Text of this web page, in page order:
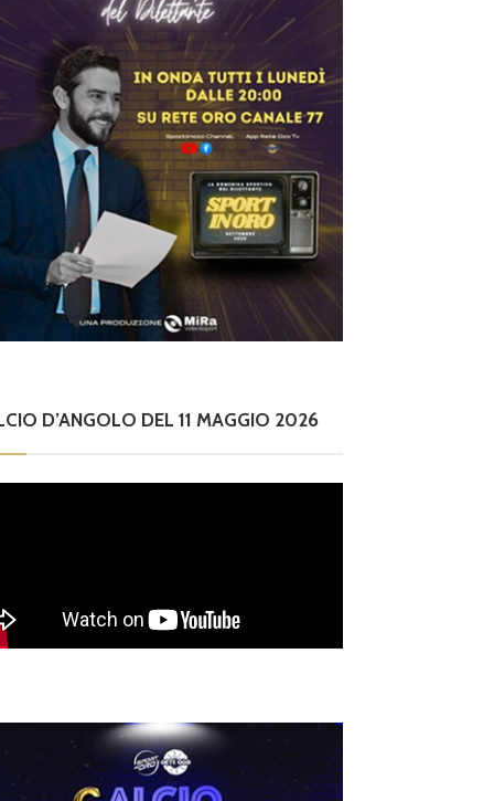
D’ANGOLO DEL 11 MAGGIO 2026